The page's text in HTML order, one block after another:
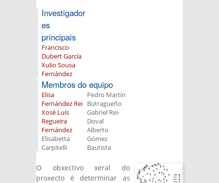
Investigador
es
principais
Francisco
Dubert García
Xulio Sousa
Fernández
Membros do equipo
Elisa
Fernández Rei
Xosé Luís
Regueira
Fernández
Elisabetta
Carpitelli
Pedro Martín
Butragueño
Gabriel Rei-
Doval
Alberto
Gómez
Bautista
O obxectivo xeral do
proxecto é determinar as